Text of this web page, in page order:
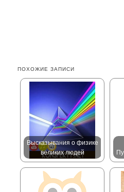
ПОХОЖИЕ ЗАПИСИ
Высказывания о физике
великих людей